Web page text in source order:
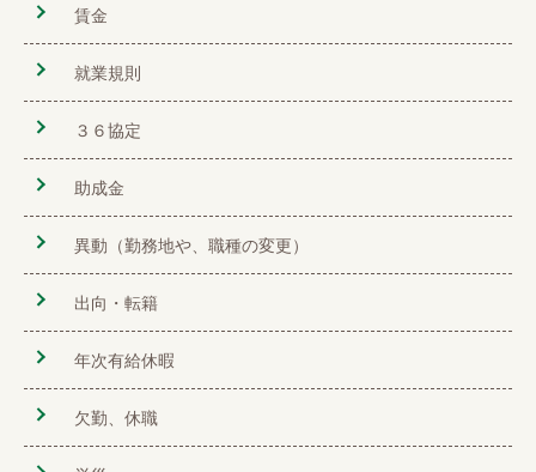
賃金
就業規則
３６協定
助成金
異動（勤務地や、職種の変更）
出向・転籍
年次有給休暇
欠勤、休職